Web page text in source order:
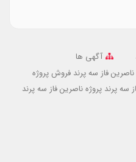
آگهی ها
فاز سه پرند فروش پروژه
سه پرند پروژه ناصرین فاز سه پرند